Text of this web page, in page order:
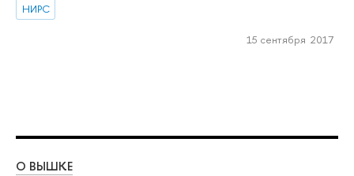
НИРС
15 сентября 2017
О ВЫШКЕ